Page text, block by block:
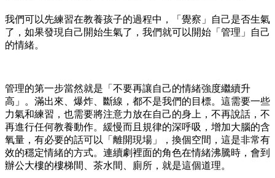
我們可以先練習在教養孩子的過程中，「覺察」自己是否生氣
了，如果發現自己開始生氣了，我們就可以開始「管理」自己
的情緒。
管理的第一步當然就是「不要再讓自己的情緒強度繼續升
高」。滿出來、爆炸、斷線，都不是我們的目標。這需要一些
力氣和練習，也需要將注意力放在自己的身上，不再說話，不
再進行任何教養動作。緩慢而且規律的深呼吸，增加大腦的含
氧量，有必要的話可以「離開現場」，換個空間，這是非常有
效的穩定情緒的方式。連續劇裡面的角色在情緒沸騰時，會到
辦公大樓的樓梯間、茶水間、廁所，就是這個道理。